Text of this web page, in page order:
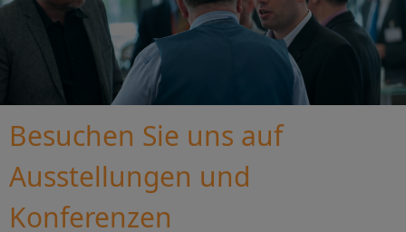
Besuchen Sie uns auf
Ausstellungen und
Konferenzen